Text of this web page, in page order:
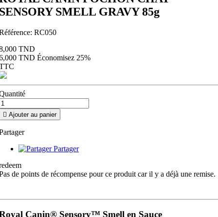
SMELL GRAVY 85g
RC050
TND
TND Économisez 25%
 Ajouter au panier
Partager
de points de récompense pour ce produit car il y a déjà une remise.
Canin® Sensory™ Smell en Sauce